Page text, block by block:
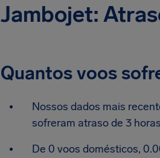
Jambojet:
Quantos voos
Nossos dados mais
sofreram atraso de 3
De 0 voos domésticos,